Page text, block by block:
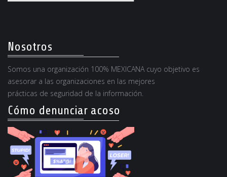
Nosotros
Somos una organización 100% MEXICANA cuyo objetivo es
asesorar a las organizaciones en las mejores
prácticas de seguridad de la información.
Cómo denunciar acoso